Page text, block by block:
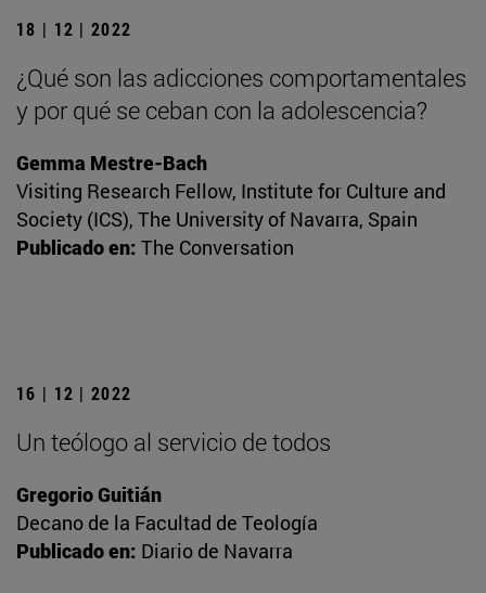
18 | 12 | 2022
¿Qué son las adicciones comportamentales
y por qué se ceban con la adolescencia?
Gemma Mestre-Bach
Visiting Research Fellow, Institute for Culture and
Society (ICS), The University of Navarra, Spain
Publicado en: The Conversation
16 | 12 | 2022
Un teólogo al servicio de todos
Gregorio Guitián
Decano de la Facultad de Teología
Publicado en: Diario de Navarra